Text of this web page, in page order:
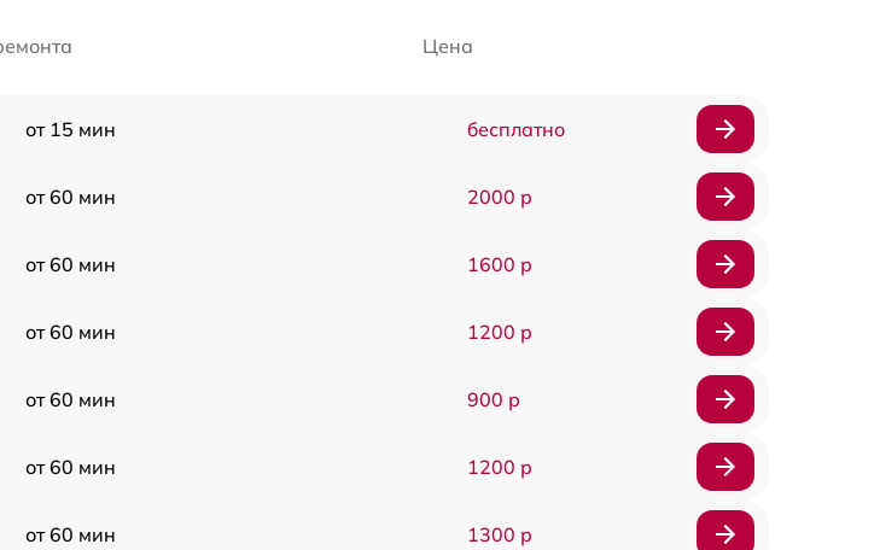
Цена
от 15 мин бесплатно
от 60 мин 2000 р
от 60 мин 1600 р
от 60 мин 1200 р
от 60 мин 900 р
от 60 мин 1200 р
от 60 мин 1300 р